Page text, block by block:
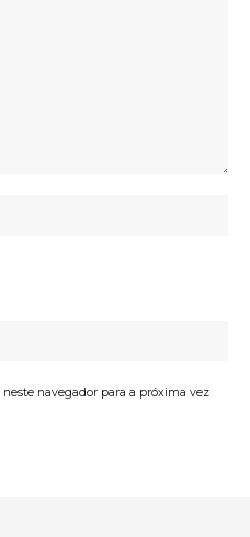
navegador para a próxima vez